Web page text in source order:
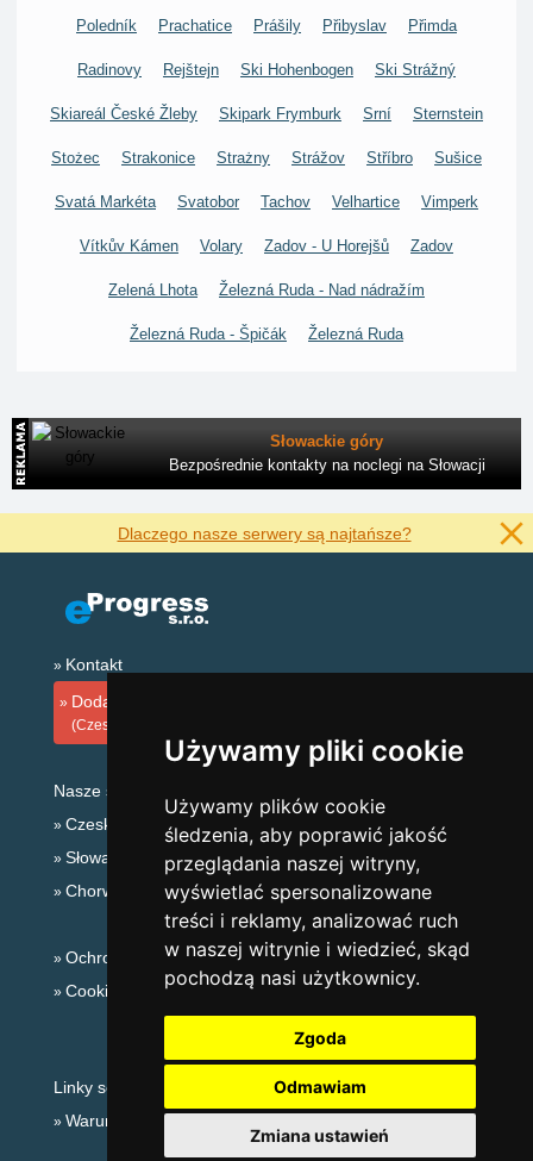
Używamy pliki cookie
Używamy plików cookie
śledzenia, aby poprawić jakość
przeglądania naszej witryny,
wyświetlać spersonalizowane
treści i reklamy, analizować ruch
w naszej witrynie i wiedzieć, skąd
pochodzą nasi użytkownicy.
Zgoda
Odmawiam
Zmiana ustawień
Poledník Prachatice Prášily Přibyslav Přimda
Radinovy Rejštejn Ski Hohenbogen Ski Strážný
Skiareál České Žleby Skipark Frymburk Srní Sternstein
Stożec Strakonice Strażny Strážov Stříbro Sušice
Svatá Markéta Svatobor Tachov Velhartice Vimperk
Vítkův Kámen Volary Zadov - U Horejšů Zadov
Zelená Lhota Železná Ruda - Nad nádražím
Železná Ruda - Špičák Železná Ruda
Słowackie góry
Bezpośrednie kontakty na noclegi na Słowacji
Dlaczego nasze serwery są najtańsze?
Kontakt
Dodaj zakwaterowanie
(Czeski)
Nasze serwery:
Czeskie Góry
Słowackie góry
Chorwacja
Ochrona prywatności
Cookies
Linky sezonowe:
Warunki narciarskie Republika Czeska